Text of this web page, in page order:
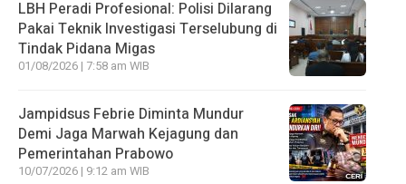
LBH Peradi Profesional: Polisi Dilarang
Pakai Teknik Investigasi Terselubung di
Tindak Pidana Migas
01/08/2026 | 7:58 am WIB
Jampidsus Febrie Diminta Mundur
Demi Jaga Marwah Kejagung dan
Pemerintahan Prabowo
10/07/2026 | 9:12 am WIB